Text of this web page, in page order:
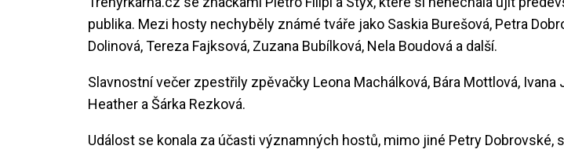
publika. Mezi hosty nechyběly známé tváře jako Saskia Burešová, Petra
Dolinová, Tereza Fajksová, Zuzana Bubílková, Nela Boudová a další.
Slavnostní večer zpestřily zpěvačky Leona Machálková, Bára Mottlová, Ivana
Heather a Šárka Rezková.
Událost se konala za účasti významných hostů, mimo jiné Petry Dobrovské,